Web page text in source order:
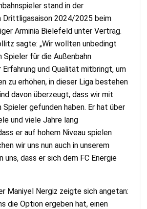
stand in der
Drittligasaison 2024/2025 beim
Arminia Bielefeld unter Vertrag.
sagte: „Wir wollten unbedingt
Spieler für die Außenbahn
und Qualität mitbringt, um
zu erhöhen, in dieser Liga bestehen
davon überzeugt, dass wir mit
gefunden haben. Er hat über
und viele Jahre lang
er auf hohem Niveau spielen
wir uns nun auch in unserem
uns, dass er sich dem FC Energie
Maniyel Nergiz zeigte sich angetan:
die Option ergeben hat, einen